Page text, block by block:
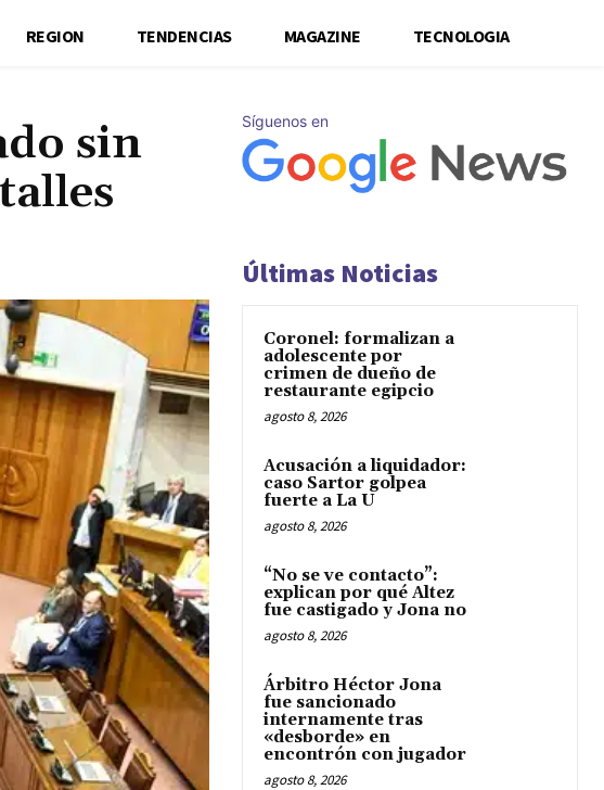
REGION TENDENCIAS MAGAZINE TECNOLOGIA
sin
Síguenos en
Últimas Noticias
Coronel: formalizan a
adolescente por
crimen de dueño de
restaurante egipcio
agosto 8, 2026
Acusación a liquidador:
caso Sartor golpea
fuerte a La U
agosto 8, 2026
“No se ve contacto”:
explican por qué Altez
fue castigado y Jona no
agosto 8, 2026
Árbitro Héctor Jona
fue sancionado
internamente tras
«desborde» en
encontrón con jugador
agosto 8, 2026